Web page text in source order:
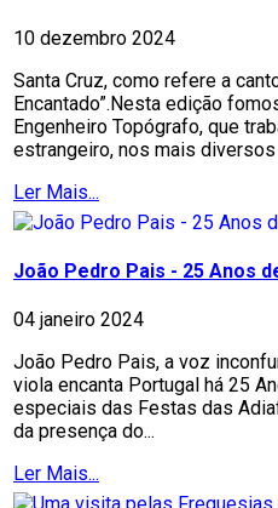
10 dezembro 2024
Santa Cruz, como refere a
Encantado”.Nesta edição
Engenheiro Topógrafo, que
estrangeiro, nos mais diversos
Ler Mais...
João Pedro Pais - 25 Anos
04 janeiro 2024
João Pedro Pais, a voz
viola encanta Portugal há 25
especiais das Festas das
da presença do...
Ler Mais...